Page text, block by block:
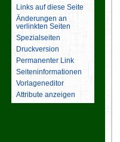
Links auf diese Seite
Änderungen an
verlinkten Seiten
Spezialseiten
Druckversion
Permanenter Link
Seiten­­informationen
Vorlageneditor
Attribute anzeigen